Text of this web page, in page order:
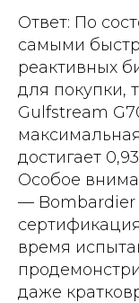
Ответ: По
самыми
реактивных
для покупки,
Gulfstream
достигает
Особое
— Bombardier
время
даже